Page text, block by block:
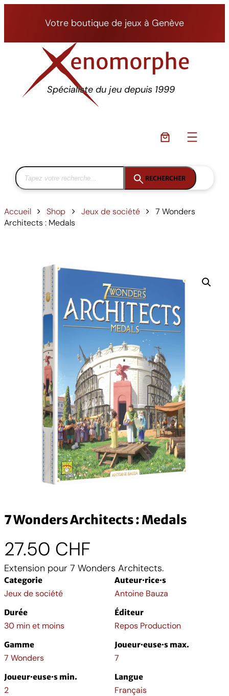
Votre boutique de jeux à Genève
Spécialiste du jeu depuis 1999
RECHERCHER
Accueil Shop Jeux de société
7 Wonders
Architects : Medals
7 Wonders Architects : Medals
27.50 CHF
Extension pour 7 Wonders Architects.
Categorie
Jeux de société
Auteur·rice·s
Antoine Bauza
Durée
30 min et moins
Éditeur
Repos Production
Gamme
7 Wonders
Joueur·euse·s max.
7
Joueur·euse·s min.
2
Langue
Français